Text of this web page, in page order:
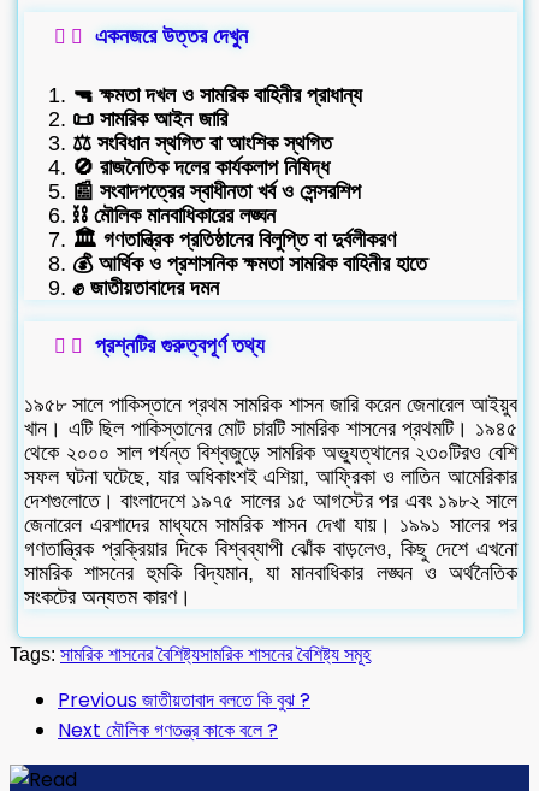
একনজরে উত্তর দেখুন
🔫 ক্ষমতা দখল ও সামরিক বাহিনীর প্রাধান্য
📜 সামরিক আইন জারি
⚖️ সংবিধান স্থগিত বা আংশিক স্থগিত
🚫 রাজনৈতিক দলের কার্যকলাপ নিষিদ্ধ
📰 সংবাদপত্রের স্বাধীনতা খর্ব ও সেন্সরশিপ
⛓️ মৌলিক মানবাধিকারের লঙ্ঘন
🏛️ গণতান্ত্রিক প্রতিষ্ঠানের বিলুপ্তি বা দুর্বলীকরণ
💰 আর্থিক ও প্রশাসনিক ক্ষমতা সামরিক বাহিনীর হাতে
✊ জাতীয়তাবাদের দমন
প্রশ্নটির গুরুত্বপূর্ণ তথ্য
১৯৫৮ সালে পাকিস্তানে প্রথম সামরিক শাসন জারি করেন জেনারেল আইয়ুব
খান। এটি ছিল পাকিস্তানের মোট চারটি সামরিক শাসনের প্রথমটি। ১৯৪৫
থেকে ২০০০ সাল পর্যন্ত বিশ্বজুড়ে সামরিক অভ্যুত্থানের ২৩০টিরও বেশি
সফল ঘটনা ঘটেছে, যার অধিকাংশই এশিয়া, আফ্রিকা ও লাতিন আমেরিকার
দেশগুলোতে। বাংলাদেশে ১৯৭৫ সালের ১৫ আগস্টের পর এবং ১৯৮২ সালে
জেনারেল এরশাদের মাধ্যমে সামরিক শাসন দেখা যায়। ১৯৯১ সালের পর
গণতান্ত্রিক প্রক্রিয়ার দিকে বিশ্বব্যাপী ঝোঁক বাড়লেও, কিছু দেশে এখনো
সামরিক শাসনের হুমকি বিদ্যমান, যা মানবাধিকার লঙ্ঘন ও অর্থনৈতিক
সংকটের অন্যতম কারণ।
Tags: সামরিক শাসনের বৈশিষ্ট্যসামরিক শাসনের বৈশিষ্ট্য সমূহ
Previousজাতীয়তাবাদ বলতে কি বুঝ ?
Next মৌলিক গণতন্ত্র কাকে বলে ?